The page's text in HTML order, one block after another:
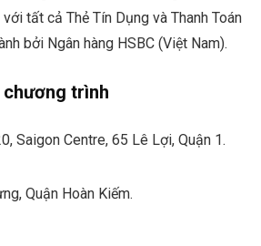
tất cả Thẻ Tín Dụng và Thanh Toán
bởi Ngân hàng HSBC (Việt Nam).
trình
Saigon Centre, 65 Lê Lợi, Quận 1.
Quận Hoàn Kiếm.